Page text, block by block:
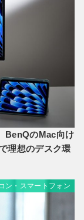
BenQのMac向け
理想のデスク環
ン・スマートフォン